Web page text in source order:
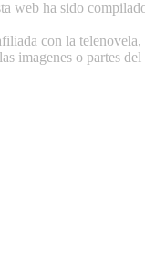
web ha sido
con la
imagenes o partes